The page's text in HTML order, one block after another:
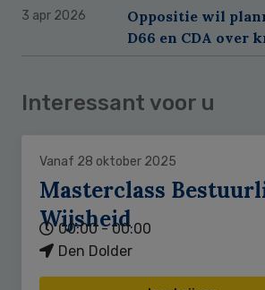
3 apr 2026
Oppositie wil
D66 en CDA over
Interessant voor u
Vanaf 28 oktober 2025
Masterclass
Wijsheid
00:00 - 00:00
Den Dolder